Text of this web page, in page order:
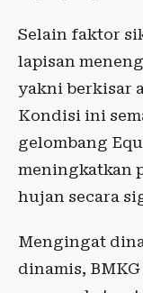
Selain faktor
lapisan
yakni berkisar
Kondisi ini
gelombang
meningkatkan
hujan secara
Mengingat
dinamis,